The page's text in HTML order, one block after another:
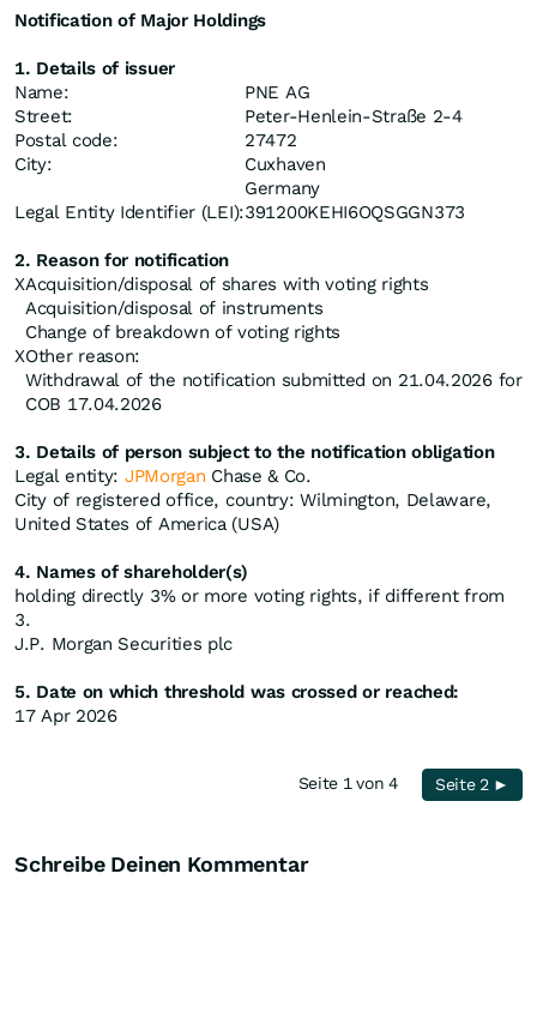
Notification of Major Holdings
1. Details of issuer
Name:
PNE AG
Street:
Peter-Henlein-Straße 2-4
Postal code:
27472
City:
Cuxhaven
Germany
Legal Entity Identifier (LEI):391200KEHI6OQSGGN373
2. Reason for notification
XAcquisition/disposal of shares with voting rights
Acquisition/disposal of instruments
Change of breakdown of voting rights
XOther reason:
Withdrawal of the notification submitted on 21.04.2026 for
COB 17.04.2026
3. Details of person subject to the notification obligation
Legal entity: JPMorgan Chase & Co.
City of registered office, country: Wilmington, Delaware,
United States of America (USA)
4. Names of shareholder(s)
holding directly 3% or more voting rights, if different from
3.
J.P. Morgan Securities plc
5. Date on which threshold was crossed or reached:
17 Apr 2026
Seite 1 von 4 Seite 2 ►
Schreibe Deinen Kommentar